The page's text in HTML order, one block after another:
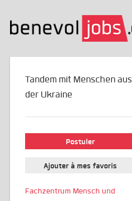
Tandem mit Menschen aus
der Ukraine
Postuler
Ajouter à mes favoris
Fachzentrum Mensch und